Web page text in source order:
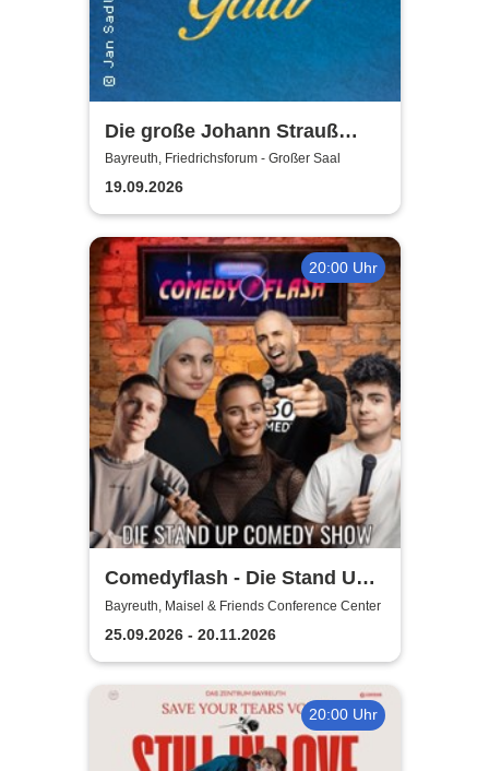
Die große Johann Strauß
Gala - unsterbliche Arien &
Duette der Strauß Familie
Bayreuth, Friedrichsforum - Großer Saal
19.09.2026
20:00 Uhr
Comedyflash - Die Stand Up
Comedy Show
Bayreuth, Maisel & Friends Conference Center
25.09.2026 - 20.11.2026
20:00 Uhr